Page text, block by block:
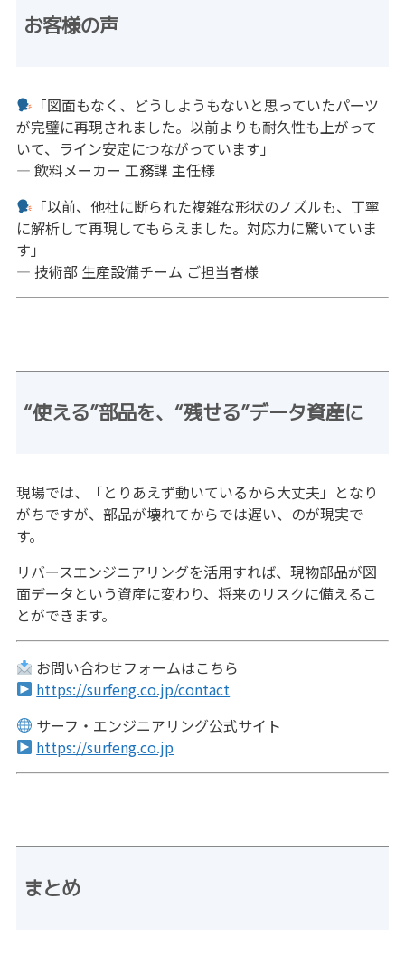
お客様の声
「図面もなく、どうしようもないと思っていたパーツ
が完璧に再現されました。以前よりも耐久性も上がって
いて、ライン安定につながっています」
— 飲料メーカー 工務課 主任様
「以前、他社に断られた複雑な形状のノズルも、丁寧
に解析して再現してもらえました。対応力に驚いていま
す」
— 技術部 生産設備チーム ご担当者様
“使える”部品を、“残せる”データ資産に
現場では、「とりあえず動いているから大丈夫」となり
がちですが、部品が壊れてからでは遅い、のが現実で
す。
リバースエンジニアリングを活用すれば、現物部品が図
面データという資産に変わり、将来のリスクに備えるこ
とができます。
お問い合わせフォームはこちら
https://surfeng.co.jp/contact
サーフ・エンジニアリング公式サイト
https://surfeng.co.jp
まとめ